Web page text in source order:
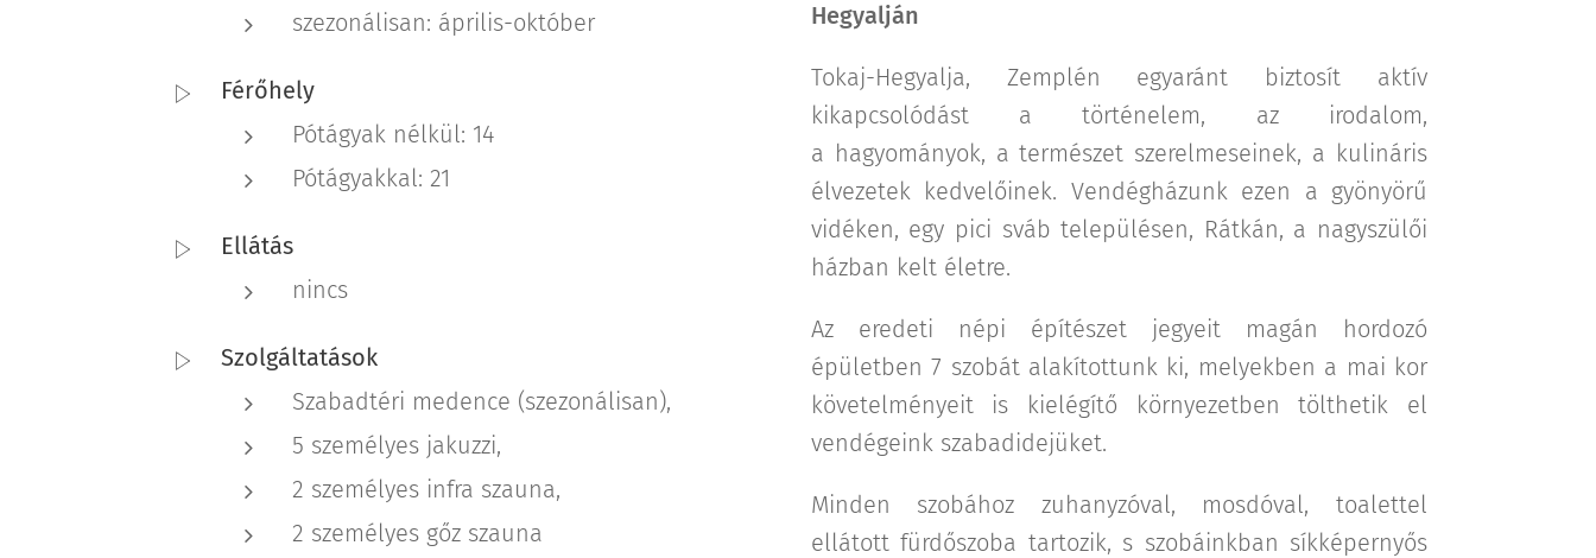
szezonálisan: április-október
Férőhely
Pótágyak nélkül: 14
Pótágyakkal: 21
Ellátás
nincs
Szolgáltatások
Szabadtéri medence (szezonálisan),
5 személyes jakuzzi,
2 személyes infra szauna,
2 személyes gőz szauna
Hegyalján
Tokaj-Hegyalja, Zemplén egyaránt biztosít aktív
kikapcsolódást a történelem, az irodalom,
a hagyományok, a természet szerelmeseinek, a kulináris
élvezetek kedvelőinek. Vendégházunk ezen a gyönyörű
vidéken, egy pici sváb településen, Rátkán, a nagyszülői
házban kelt életre.
Az eredeti népi építészet jegyeit magán hordozó
épületben 7 szobát alakítottunk ki, melyekben a mai kor
követelményeit is kielégítő környezetben tölthetik el
vendégeink szabadidejüket.
Minden szobához zuhanyzóval, mosdóval, toalettel
ellátott fürdőszoba tartozik, s szobáinkban síkképernyős